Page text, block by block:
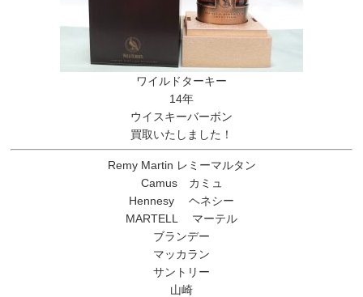
ワイルドターキー
14年
ウイスキーバーボン
買取いたしました！
Remy Martin レミーマルタン
Camus カミュ
Hennesy ヘネシー
MARTELL マーテル
ブランデー
マッカラン
サントリー
山崎